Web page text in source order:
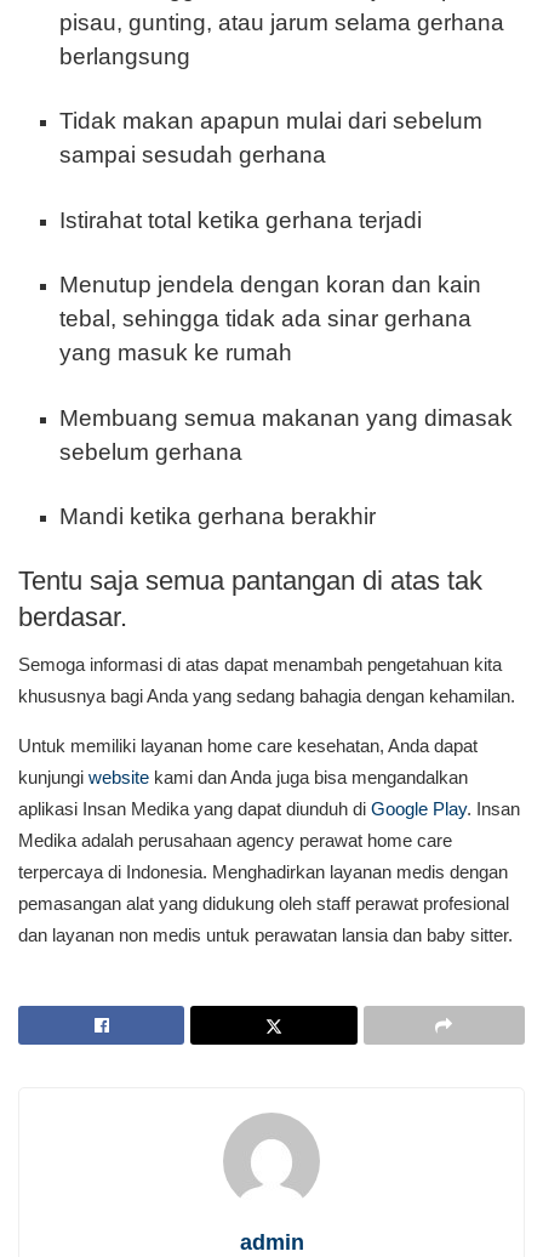
pisau, gunting, atau jarum selama gerhana
berlangsung
Tidak makan apapun mulai dari sebelum
sampai sesudah gerhana
Istirahat total ketika gerhana terjadi
Menutup jendela dengan koran dan kain
tebal, sehingga tidak ada sinar gerhana
yang masuk ke rumah
Membuang semua makanan yang dimasak
sebelum gerhana
Mandi ketika gerhana berakhir
Tentu saja semua pantangan di atas tak
berdasar.
Semoga informasi di atas dapat menambah pengetahuan kita
khususnya bagi Anda yang sedang bahagia dengan kehamilan.
Untuk memiliki layanan home care kesehatan, Anda dapat
kunjungi website kami dan Anda juga bisa mengandalkan
aplikasi Insan Medika yang dapat diunduh di Google Play. Insan
Medika adalah perusahaan agency perawat home care
terpercaya di Indonesia. Menghadirkan layanan medis dengan
pemasangan alat yang didukung oleh staff perawat profesional
dan layanan non medis untuk perawatan lansia dan baby sitter.
admin